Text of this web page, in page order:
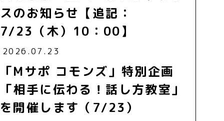
スのお知らせ【追記：
7/23（木）10：00】
2026.07.23
「Mサポ コモンズ」特別企画
「相手に伝わる！話し方教室」
を開催します（7/23）